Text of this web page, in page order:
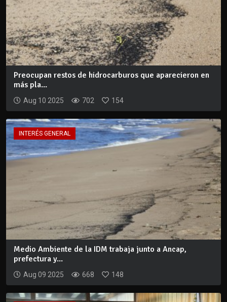
Preocupan restos de hidrocarburos que aparecieron en
más pla...
Aug 10 2025 702 154
INTERÉS GENERAL
Medio Ambiente de la IDM trabaja junto a Ancap,
prefectura y...
Aug 09 2025 668 148